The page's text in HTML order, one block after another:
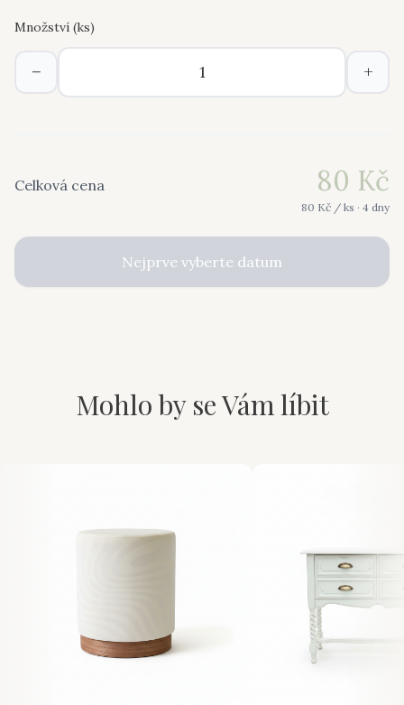
Množství (ks)
− +
Celková cena 80 Kč
80 Kč / ks · 4 dny
Nejprve vyberte datum
Mohlo by se Vám líbit